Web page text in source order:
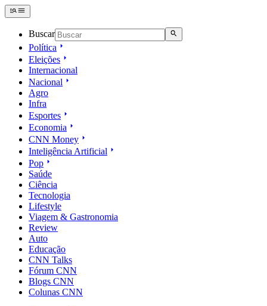
Buscar
Política
Eleições
Internacional
Nacional
Agro
Infra
Esportes
Economia
CNN Money
Inteligência Artificial
Pop
Saúde
Ciência
Tecnologia
Lifestyle
Viagem & Gastronomia
Review
Auto
Educação
CNN Talks
Fórum CNN
Blogs CNN
Colunas CNN